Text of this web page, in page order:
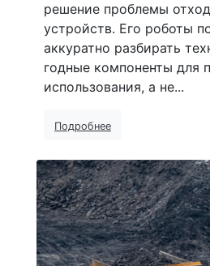
решение проблемы
устройств. Его роботы
аккуратно разбирать
годные компоненты для
использования, а не...
Подробнее